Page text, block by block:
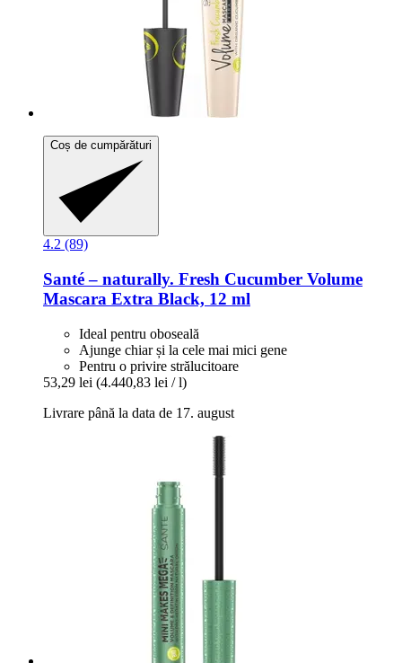
Coș de cumpărături
4.2 (89)
Santé – naturally. Fresh Cucumber Volume
Mascara Extra Black, 12 ml
Ideal pentru oboseală
Ajunge chiar și la cele mai mici gene
Pentru o privire strălucitoare
53,29 lei (4.440,83 lei / l)
Livrare până la data de 17. august